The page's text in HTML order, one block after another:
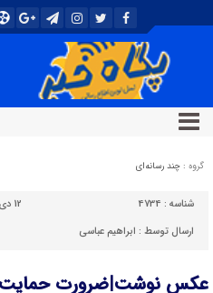
گروه : چند رسانه‌ای
شناسه : 4734
12 دی 1398 - 11:24
ارسال توسط : ابراهیم عباسی
عکس نوشت|ضرورت حمایت